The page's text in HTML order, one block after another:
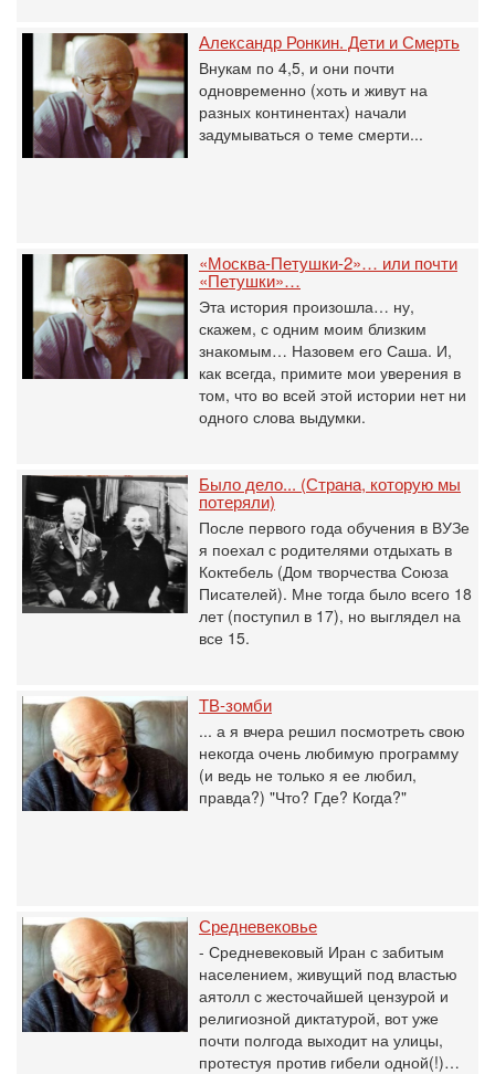
Александр Ронкин. Дети и Смерть
Внукам по 4,5, и они почти
одновременно (хоть и живут на
разных континентах) начали
задумываться о теме смерти...
«Москва-Петушки-2»… или почти
«Петушки»…
Эта история произошла… ну,
скажем, с одним моим близким
знакомым… Назовем его Саша. И,
как всегда, примите мои уверения в
том, что во всей этой истории нет ни
одного слова выдумки.
Было дело... (Страна, которую мы
потеряли)
После первого года обучения в ВУЗе
я поехал с родителями отдыхать в
Коктебель (Дом творчества Союза
Писателей). Мне тогда было всего 18
лет (поступил в 17), но выглядел на
все 15.
ТВ-зомби
... а я вчера решил посмотреть свою
некогда очень любимую программу
(и ведь не только я ее любил,
правда?) "Что? Где? Когда?"
Средневековье
- Средневековый Иран с забитым
населением, живущий под властью
аятолл с жесточайшей цензурой и
религиозной диктатурой, вот уже
почти полгода выходит на улицы,
протестуя против гибели одной(!)…